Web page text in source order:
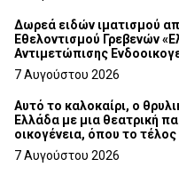
Δωρεά ειδών ιματισμού
Εθελοντισμού Γρεβενών
Αντιμετώπισης
Τμήματος Γρεβενών
7 Αυγούστου 2026
Αυτό το καλοκαίρι, ο
Ελλάδα με μια θεατρική
οικογένεια, όπου
7 Αυγούστου 2026